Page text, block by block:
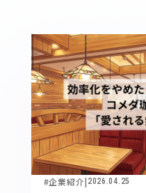
#企業紹介| 2026.04.25